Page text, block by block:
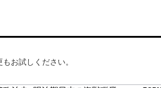
お試しください。